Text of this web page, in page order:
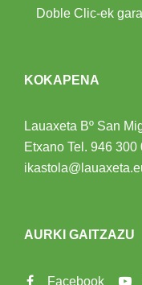
Doble Clic-ek
KOKAPENA
Lauaxeta Bº San
Etxano Tel. 946 300
AURKI GAITZAZU
Facebook